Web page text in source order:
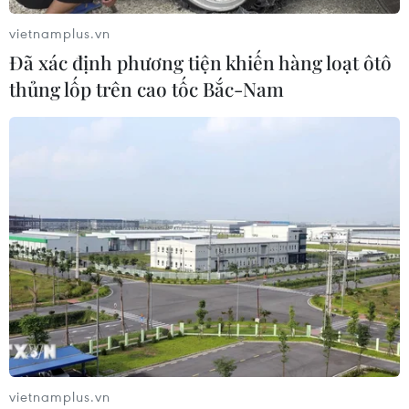
nhận hành vi bạo hành hai trẻ
07/08/2026 12:27
Bảo đảm chính xác, công khai điểm
Phát hiện đối tượng tàng trữ trái
phép vũ khí quân dụng
07/08/2026 12:25
Hai người trọng thương do cây đổ
vietnamplus.vn
Đã xác định phương tiện khiến hàng loạt ôtô
thủng lốp trên cao tốc Bắc-Nam
vietnamplus.vn